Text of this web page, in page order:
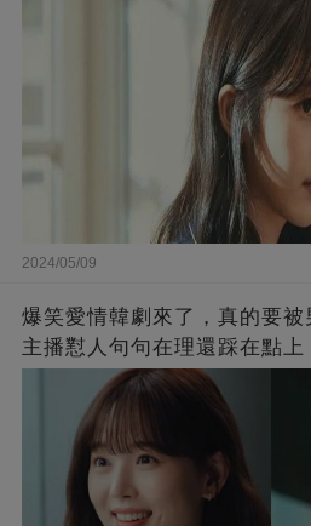
2024/05/09
爆笑愛情韓劇來了，真的要
主播懟人句句在理還踩在點
界的嘴替！